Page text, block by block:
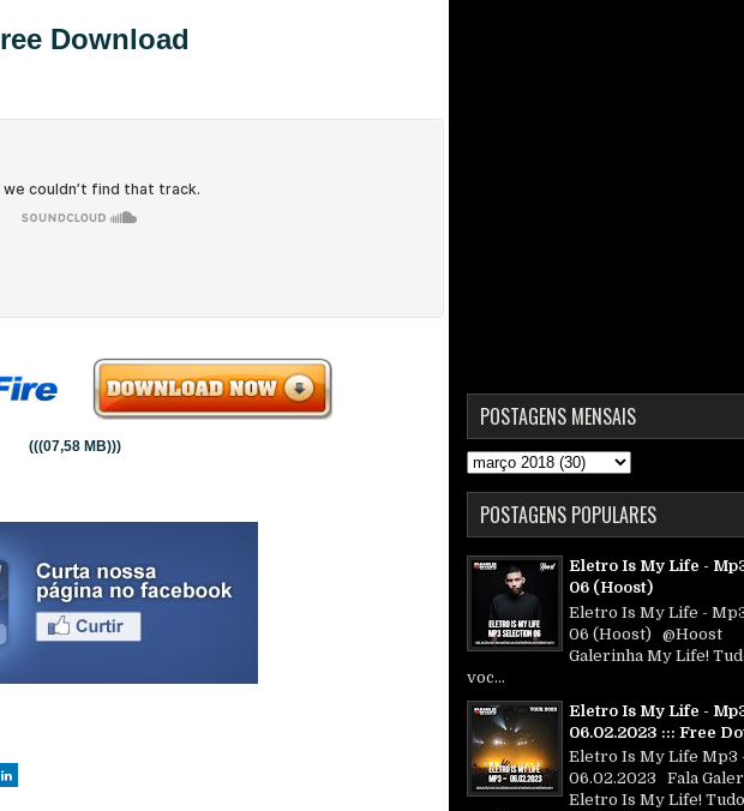
Download
(((07,58 MB)))
POSTAGENS MENSAIS
POSTAGENS POPULARES
Eletro Is My Life -
06 (Hoost)
Eletro Is My Life -
06 (Hoost)
Galerinha My Life!
voc...
Eletro Is My Life -
06.02.2023 ::: Free
Eletro Is My Life Mp3
06.02.2023 Fala
Eletro Is My Life!